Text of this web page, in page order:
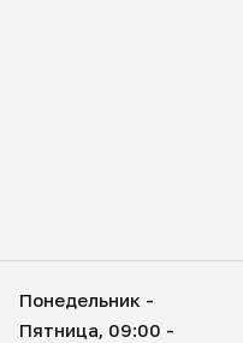
Понедельник -
Пятница, 09:00 -